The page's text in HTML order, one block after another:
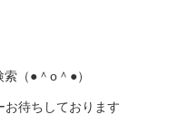
（●＾o＾●）
お待ちしております